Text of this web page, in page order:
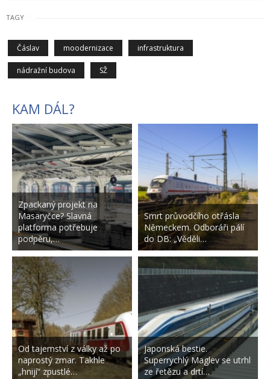
TAGY
Čáslav moodernizace infrastruktura
nádražní budova SŽ
KAM DÁL?
Zpackaný projekt na
Masaryčce? Slavná
platforma potřebuje
podpěru,…
Od tajemství z války až po
naprostý zmar. Takhle
„hnijí“ zpustlé…
Smrt průvodčího otřásla
Německem. Odboráři pálí
do DB: „Věděli…
Japonská bestie.
Superrychlý Maglev se utrhl
ze řetězu a drtí…